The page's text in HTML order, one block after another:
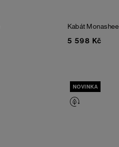
Kabát Monashee
5 598 Kč
NOVINKA